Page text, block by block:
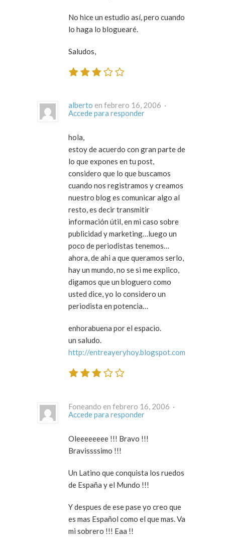
No hice un estudio así, pero cuando
lo haga lo bloguearé.
Saludos,
alberto
en febrero 16, 2006 ·
Accede para responder
hola,
estoy de acuerdo con gran parte de
lo que expones en tu post,
considero que lo que buscamos
cuando nos registramos y creamos
nuestro blog es comunicar algo al
resto, es decir transmitir
información útil, en mi caso sobre
publicidad y marketing…luego un
poco de periodistas tenemos…
ahora, de ahi a que queramos serlo,
hay un mundo, no se si me explico,
digamos que un bloguero como
usted dice, yo lo considero un
periodista en potencia…
enhorabuena por el espacio.
un saludo.
http://entreayeryhoy.blogspot.com
Foneando en febrero 16, 2006 ·
Accede para responder
Oleeeeeeee !!! Bravo !!!
Bravissssimo !!!
Un Latino que conquista los ruedos
de España y el Mundo !!!
Y despues de ese pase yo creo que
es mas Español como el que mas. Va
mi sobrero !!! Eaa !!